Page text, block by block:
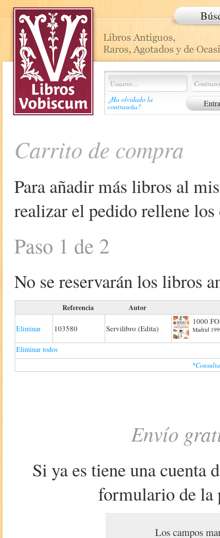
¿Ha olvidado la
contraseña?
Carrito de compra
Para añadir más libros al
realizar el pedido rellene
Paso 1 de 2
No se reservarán los libros
Referencia Autor
Eliminar 103580 Servilibro (Edita)
1000
Madrid
Eliminar todos
Envío
Si ya es tiene una cuenta
formulario de la
Los campos